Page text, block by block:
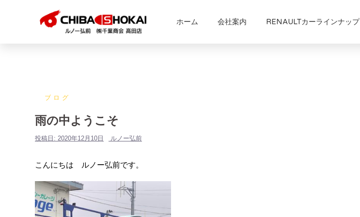
ホーム 会社案内 RENAULTカーラインナップ
ブログ
雨の中ようこそ
投稿日: 2020年12月10日 ルノー弘前
こんにちは ルノー弘前です。